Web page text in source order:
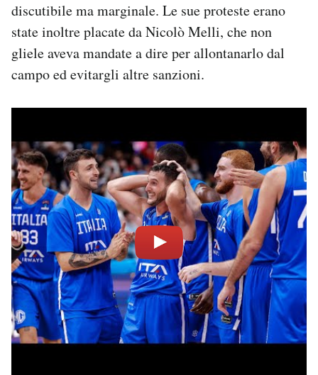
discutibile ma marginale. Le sue proteste erano
state inoltre placate da Nicolò Melli, che non
gliele aveva mandate a dire per allontanarlo dal
campo ed evitargli altre sanzioni.